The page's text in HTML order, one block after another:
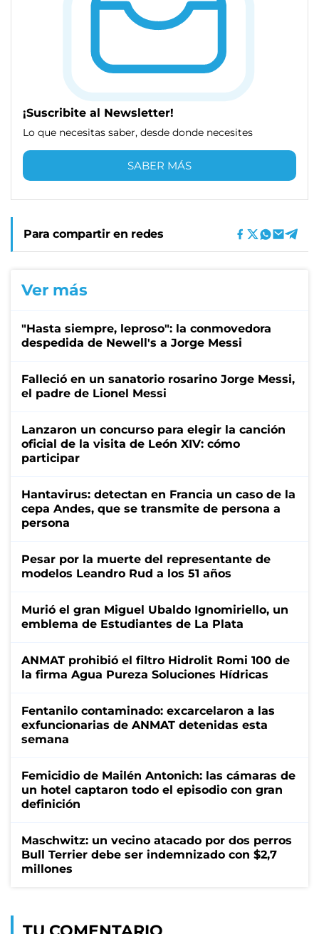
¡Suscribite al Newsletter!
Lo que necesitas saber, desde donde necesites
SABER MÁS
Para compartir en redes
Ver más
"Hasta siempre, leproso": la conmovedora
despedida de Newell's a Jorge Messi
Falleció en un sanatorio rosarino Jorge Messi,
el padre de Lionel Messi
Lanzaron un concurso para elegir la canción
oficial de la visita de León XIV: cómo
participar
Hantavirus: detectan en Francia un caso de la
cepa Andes, que se transmite de persona a
persona
Pesar por la muerte del representante de
modelos Leandro Rud a los 51 años
Murió el gran Miguel Ubaldo Ignomiriello, un
emblema de Estudiantes de La Plata
ANMAT prohibió el filtro Hidrolit Romi 100 de
la firma Agua Pureza Soluciones Hídricas
Fentanilo contaminado: excarcelaron a las
exfuncionarias de ANMAT detenidas esta
semana
Femicidio de Mailén Antonich: las cámaras de
un hotel captaron todo el episodio con gran
definición
Maschwitz: un vecino atacado por dos perros
Bull Terrier debe ser indemnizado con $2,7
millones